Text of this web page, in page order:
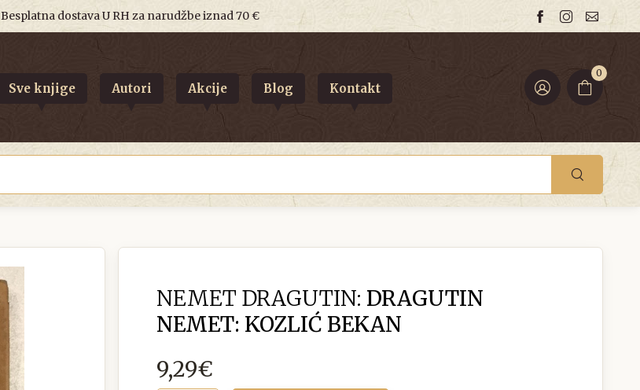
Besplatna dostava U RH za narudžbe iznad 70 €
0
Sve knjige Autori Akcije Blog Kontakt
NEMET DRAGUTIN: DRAGUTIN
NEMET: KOZLIĆ BEKAN
9,29€